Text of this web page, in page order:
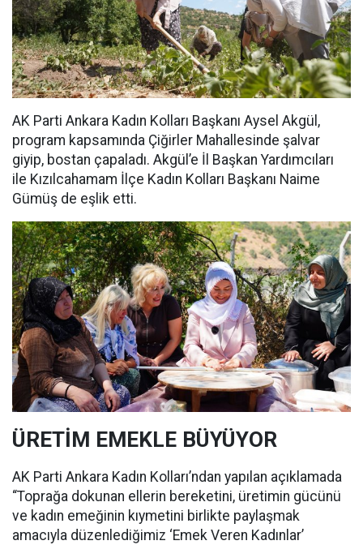
AK Parti Ankara Kadın Kolları Başkanı Aysel Akgül,
program kapsamında Çiğirler Mahallesinde şalvar
giyip, bostan çapaladı. Akgül’e İl Başkan Yardımcıları
ile Kızılcahamam İlçe Kadın Kolları Başkanı Naime
Gümüş de eşlik etti.
ÜRETİM EMEKLE BÜYÜYOR
AK Parti Ankara Kadın Kolları’ndan yapılan açıklamada
“Toprağa dokunan ellerin bereketini, üretimin gücünü
ve kadın emeğinin kıymetini birlikte paylaşmak
amacıyla düzenlediğimiz ‘Emek Veren Kadınlar’